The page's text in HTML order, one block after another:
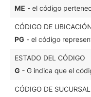
ME - el código
CÓDIGO DE
PG - el código
ESTADO DEL CÓDIGO
G - G indica que el
CÓDIGO DE SUCURSAL